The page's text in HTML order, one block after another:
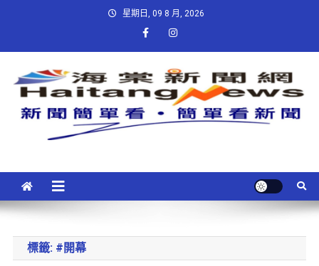
星期日, 09 8 月, 2026
標籤: #開幕